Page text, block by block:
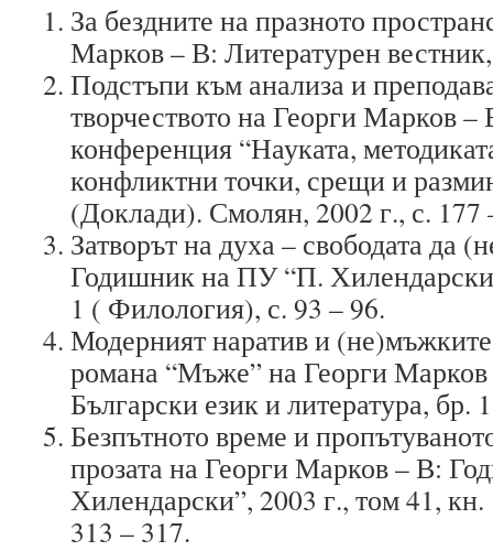
За бездните на празното
Марков – В: Литературен
Подстъпи към анализа и
творчеството на Георги Марков
конференция “Науката,
конфликтни точки, срещи и
(Доклади). Смолян, 2002 г., с. 177
Затворът на духа – свободата да
Годишник на ПУ “П.
1 ( Филология), с. 93 – 96.
Модерният наратив и
романа “Мъже” на Георги Марков
Български език и литература, бр.
Безпътното време и
прозата на Георги Марков – В:
Хилендарски”, 2003 г., том 41,
313 – 317.